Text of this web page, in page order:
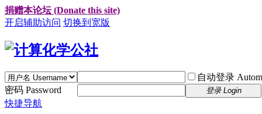
捐赠本论坛 (Donate this site)
开启辅助访问 切换到宽版
自动登录
密码 Password
登录 Login
快捷导航